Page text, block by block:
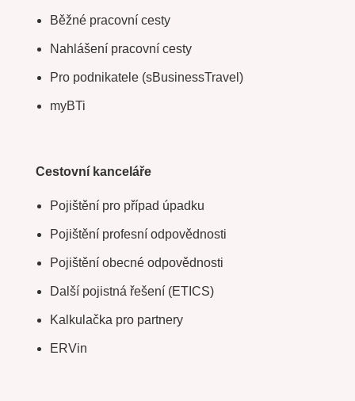
Běžné pracovní cesty
Nahlášení pracovní cesty
Pro podnikatele (sBusinessTravel)
myBTi
Cestovní kanceláře
Pojištění pro případ úpadku
Pojištění profesní odpovědnosti
Pojištění obecné odpovědnosti
Další pojistná řešení (ETICS)
Kalkulačka pro partnery
ERVin